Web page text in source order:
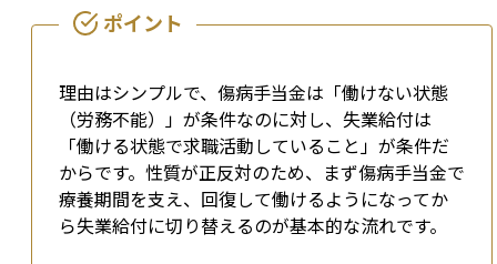
理由はシンプルで、傷病手当金は「働けない状態
（労務不能）」が条件なのに対し、失業給付は
「働ける状態で求職活動していること」が条件だ
からです。性質が正反対のため、まず傷病手当金で
療養期間を支え、回復して働けるようになってか
ら失業給付に切り替えるのが基本的な流れです。